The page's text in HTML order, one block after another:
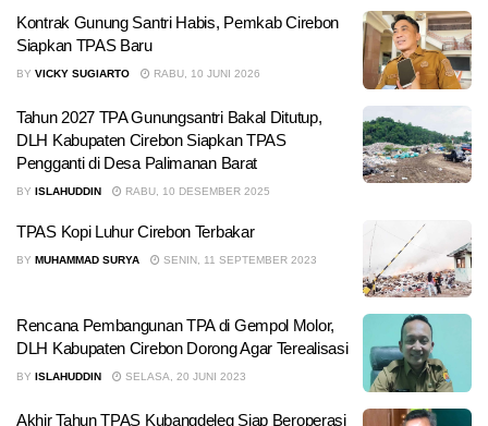
Kontrak Gunung Santri Habis, Pemkab Cirebon
Siapkan TPAS Baru
BY VICKY SUGIARTO RABU, 10 JUNI 2026
Tahun 2027 TPA Gunungsantri Bakal Ditutup,
DLH Kabupaten Cirebon Siapkan TPAS
Pengganti di Desa Palimanan Barat
BY ISLAHUDDIN RABU, 10 DESEMBER 2025
TPAS Kopi Luhur Cirebon Terbakar
BY MUHAMMAD SURYA SENIN, 11 SEPTEMBER 2023
Rencana Pembangunan TPA di Gempol Molor,
DLH Kabupaten Cirebon Dorong Agar Terealisasi
BY ISLAHUDDIN SELASA, 20 JUNI 2023
Akhir Tahun TPAS Kubangdeleg Siap Beroperasi